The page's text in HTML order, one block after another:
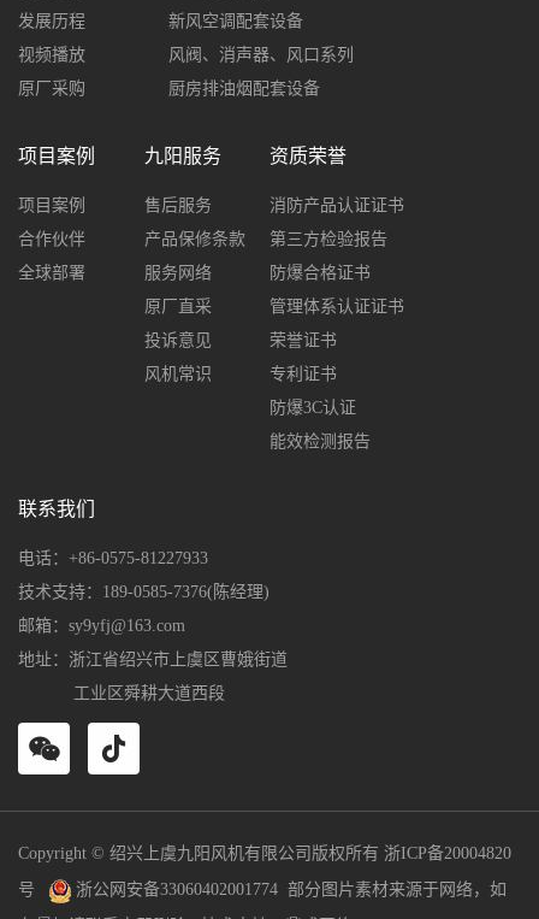
发展历程
视频播放
原厂采购
新风空调配套设备
风阀、消声器、风口系列
厨房排油烟配套设备
项目案例
项目案例
合作伙伴
全球部署
九阳服务
售后服务
产品保修条款
服务网络
原厂直采
投诉意见
风机常识
资质荣誉
消防产品认证证书
第三方检验报告
防爆合格证书
管理体系认证证书
荣誉证书
专利证书
防爆3C认证
能效检测报告
联系我们
电话：+86-0575-81227933
技术支持：189-0585-7376(陈经理)
邮箱：sy9yfj@163.com
地址：浙江省绍兴市上虞区曹娥街道
工业区舜耕大道西段
Copyright © 绍兴上虞九阳风机有限公司版权所有 浙ICP备20004820
号
浙公网安备33060402001774 部分图片素材来源于网络，如